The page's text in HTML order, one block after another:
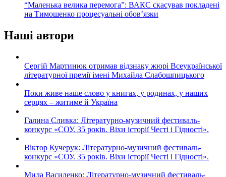
“Маленька велика перемога”: ВАКС скасував покладені
на Тимошенко процесуальні обов’язки
Наші автори
Сергій Мартинюк отримав відзнаку жюрі Всеукраїнської
літературної премії імені Михайла Слабошпицького
Поки живе наше слово у книгах, у родинах, у наших
серцях – житиме й Україна
Галина Сливка: Літературно-музичний фестиваль-
конкурс «СОУ. 35 років. Віхи історії Честі і Гідності».
Віктор Кучерук: Літературно-музичний фестиваль-
конкурс «СОУ. 35 років. Віхи історії Честі і Гідності».
Мила Василенко: Літературно-музичний фестиваль-